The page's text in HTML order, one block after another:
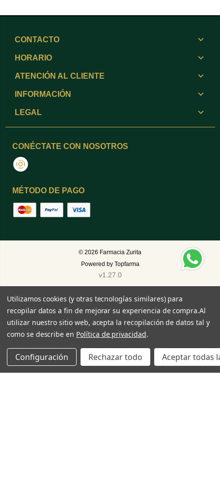
CONTACTO
HORARIO
ATENCIÓN AL CLIENTE
INFORMACIÓN
LEGAL
CONÉCTATE CON NOSOTROS
Instagram
MÉTODO DE PAGO
© 2026 Farmacia Zurita
Powered by Topfarma
v1.27.0
Utilizamos cookies (y otras tecnologías similares) para
recopilar datos a fin de mejorar su experiencia de compra.Al
utilizar nuestro sitio web, acepta la recopilación de datos tal y
como se describe en Política de privacidad.
Configuración Rechazar todo Aceptar todas